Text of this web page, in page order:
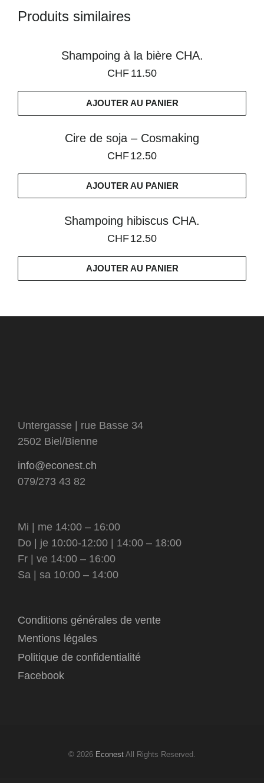
Produits similaires
Shampoing à la bière CHA.
CHF 11.50
AJOUTER AU PANIER
Cire de soja – Cosmaking
CHF12.50
AJOUTER AU PANIER
Shampoing hibiscus CHA.
CHF12.50
AJOUTER AU PANIER
Untergasse | rue Basse 34
2502 Biel/Bienne
info@econest.ch
079/273 43 82
Mi | me 14:00 – 16:00
Do | je 10:00-12:00 | 14:00 – 18:00
Fr | ve 14:00 – 16:00
Sa | sa 10:00 – 14:00
Conditions générales de vente
Mentions légales
Politique de confidentialité
Facebook
© 2026 Econest All Rights Reserved.